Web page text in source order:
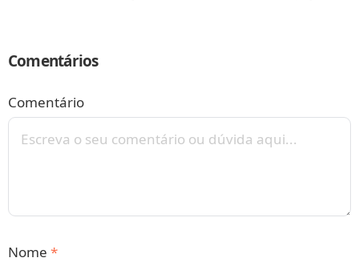
Comentários
Comentário
Nome *